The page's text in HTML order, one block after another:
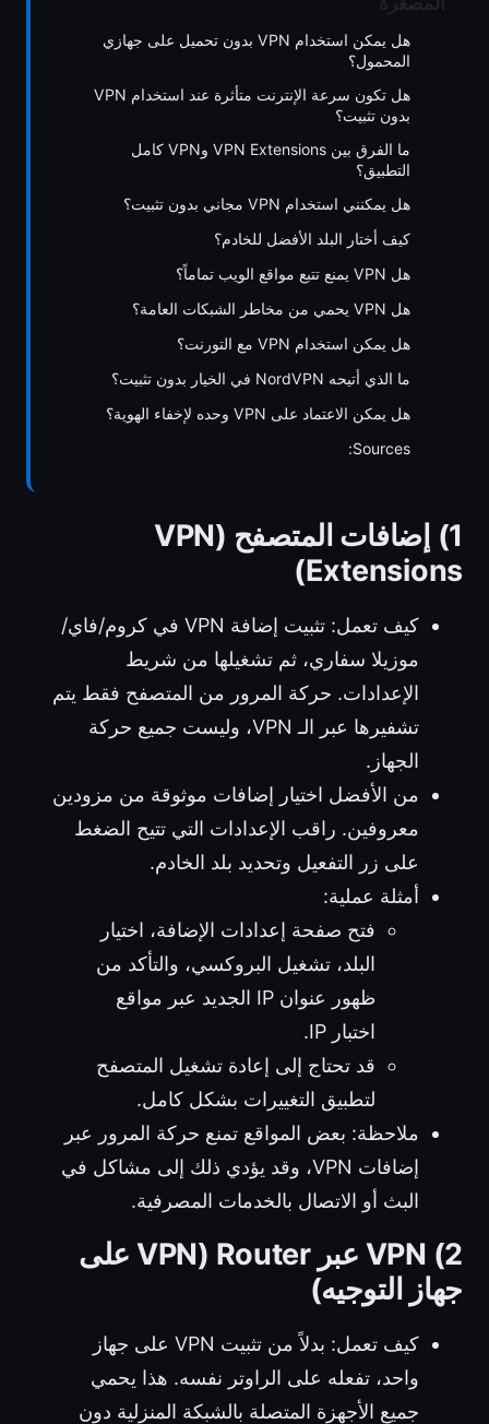
هل يمكن استخدام VPN بدون تحميل على جهازي
المحمول؟
هل تكون سرعة الإنترنت متأثرة عند استخدام VPN
بدون تثبيت؟
ما الفرق بين VPN Extensions وVPN كامل
التطبيق؟
هل يمكنني استخدام VPN مجاني بدون تثبيت؟
كيف أختار البلد الأفضل للخادم؟
هل VPN يمنع تتبع مواقع الويب تماماً؟
هل VPN يحمي من مخاطر الشبكات العامة؟
هل يمكن استخدام VPN مع التورنت؟
ما الذي أتيحه NordVPN في الخيار بدون تثبيت؟
هل يمكن الاعتماد على VPN وحده لإخفاء الهوية؟
Sources:
1) إضافات المتصفح (VPN
Extensions)
كيف تعمل: تثبيت إضافة VPN في كروم/فاي/
موزيلا سفاري، ثم تشغيلها من شريط
الإعدادات. حركة المرور من المتصفح فقط يتم
تشفيرها عبر الـ VPN، وليست جميع حركة
الجهاز.
من الأفضل اختيار إضافات موثوقة من مزودين
معروفين. راقب الإعدادات التي تتيح الضغط
على زر التفعيل وتحديد بلد الخادم.
أمثلة عملية:
فتح صفحة إعدادات الإضافة، اختيار
البلد، تشغيل البروكسي، والتأكد من
ظهور عنوان IP الجديد عبر مواقع
اختبار IP.
قد تحتاج إلى إعادة تشغيل المتصفح
لتطبيق التغييرات بشكل كامل.
ملاحظة: بعض المواقع تمنع حركة المرور عبر
إضافات VPN، وقد يؤدي ذلك إلى مشاكل في
البث أو الاتصال بالخدمات المصرفية.
2) VPN عبر Router (VPN على
جهاز التوجيه)
كيف تعمل: بدلاً من تثبيت VPN على جهاز
واحد، تفعله على الراوتر نفسه. هذا يحمي
جميع الأجهزة المتصلة بالشبكة المنزلية دون